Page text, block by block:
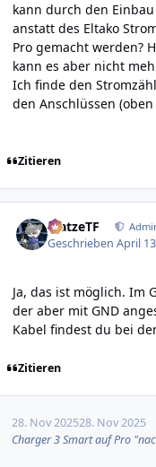
kann durch den Einbau
anstatt des Eltako
Pro gemacht werden?
kann es aber nicht
Ich finde den
den Anschlüssen
Zitieren
MatzeTF
GeschriebenApril
Ja, das ist möglich. Im
der aber mit GND
Kabel findest du bei
Zitieren
28. Nov 202528. Nov 2025
Charger 3 Smart auf Pro